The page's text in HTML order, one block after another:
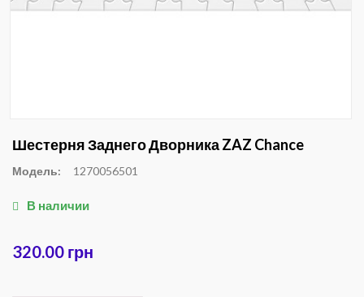
Шестерня Заднего Дворника ZAZ Chance
Модель: 1270056501
В наличии
320.00 грн